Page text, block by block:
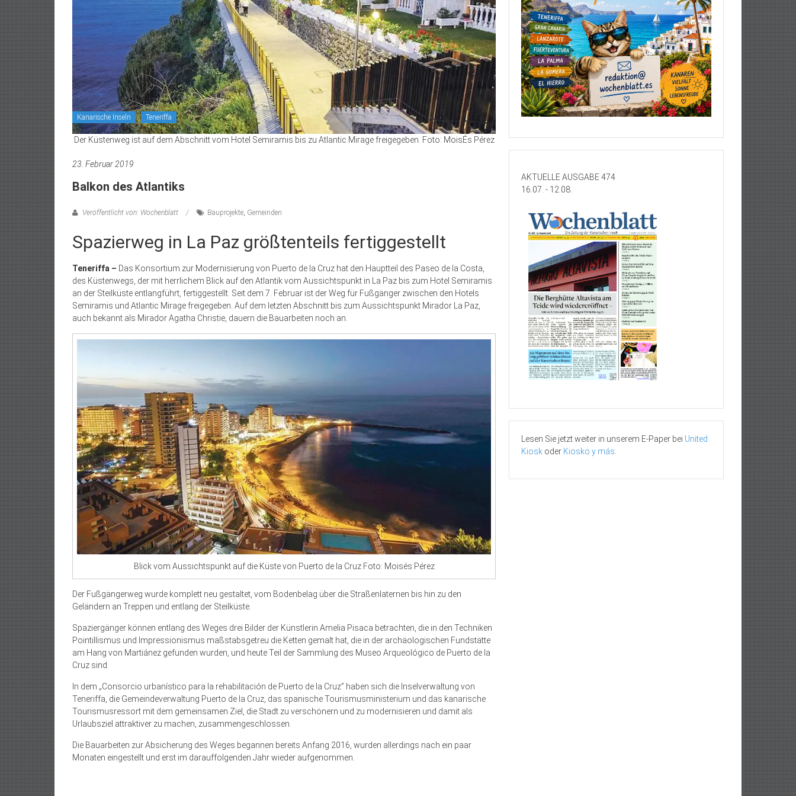
Kanarische Inseln Teneriffa
Der Küstenweg ist auf dem Abschnitt vom Hotel Semiramis bis zu Atlantic Mirage freigegeben. Foto: MoisÉs Pérez
23. Februar 2019
Balkon des Atlantiks
Veröffentlicht von: Wochenblatt Bauprojekte, Gemeinden
Spazierweg in La Paz größtenteils fertiggestellt
Teneriffa – Das Konsortium zur Modernisierung von Puerto de la Cruz hat den Hauptteil des Paseo de la Costa,
des Küstenwegs, der mit herrlichem Blick auf den Atlantik vom Aussichtspunkt in La Paz bis zum Hotel Semiramis
an der Steilküste entlangführt, fertiggestellt. Seit dem 7. Februar ist der Weg für Fußgänger zwischen den Hotels
Semiramis und Atlantic Mirage freigegeben. Auf dem letzten Abschnitt bis zum Aussichtspunkt Mirador La Paz,
auch bekannt als Mirador Agatha Christie, dauern die Bauarbeiten noch an.
Blick vom Aussichtspunkt auf die Küste von Puerto de la Cruz Foto: Moisés Pérez
Der Fußgängerweg wurde komplett neu gestaltet, vom Bodenbelag über die Straßenlaternen bis hin zu den
Geländern an Treppen und entlang der Steilküste.
Spaziergänger können entlang des Weges drei Bilder der Künstlerin Amelia Pisaca betrachten, die in den Techniken
Pointillismus und Impressionismus maßstabsgetreu die Ketten gemalt hat, die in der archäologischen Fundstätte
am Hang von Martiánez gefunden wurden, und heute Teil der Sammlung des Museo Arqueológico de Puerto de la
Cruz sind.
In dem „Consorcio urbanístico para la rehabilitación de Puerto de la Cruz” haben sich die Inselverwaltung von
Teneriffa, die Gemeindeverwaltung Puerto de la Cruz, das spanische Tourismusministerium und das kanarische
Tourismusressort mit dem gemeinsamen Ziel, die Stadt zu verschönern und zu modernisieren und damit als
Urlaubsziel attraktiver zu machen, zusammengeschlossen.
Die Bauarbeiten zur Absicherung des Weges begannen bereits Anfang 2016, wurden allerdings nach ein paar
Monaten eingestellt und erst im darauffolgenden Jahr wieder aufgenommen.
AKTUELLE AUSGABE 474
16.07. - 12.08.
Lesen Sie jetzt weiter in unserem E-Paper bei United
Kiosk oder Kiosko y más